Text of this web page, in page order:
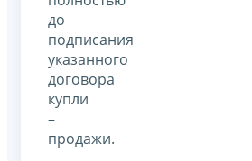
до
подписания
указанного
договора
купли
–
продажи.